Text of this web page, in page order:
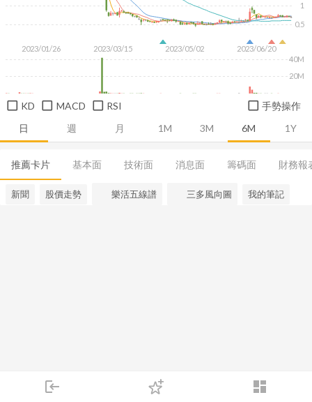
login dashboard
下單
日 週 月 1M 3M 6M 1Y
2023/01/26 2023/03/15 2023/05/02 2023/06/20
0.5
1
20M
40M
KD MACD RSI 手勢操作
推薦卡片 基本面 技術面 消息面 籌碼面 財務報
新聞 股價走勢 樂活五線譜 三多風向圖 我的筆記